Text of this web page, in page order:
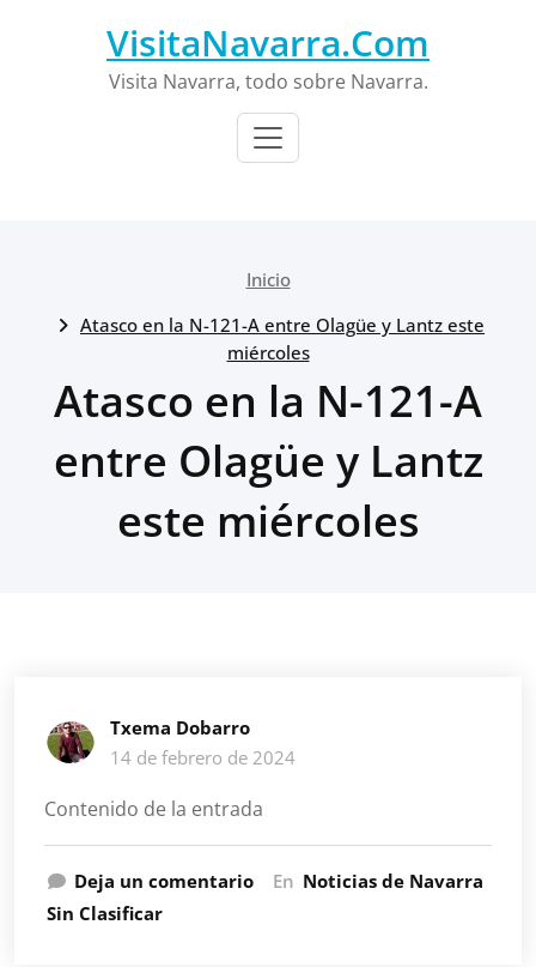
VisitaNavarra.Com
Visita Navarra, todo sobre Navarra.
Inicio
Atasco en la N-121-A entre Olagüe y Lantz este
miércoles
Atasco en la N-121-A
entre Olagüe y Lantz
este miércoles
Txema Dobarro
14 de febrero de 2024
Contenido de la entrada
Deja un comentario En Noticias de Navarra
Sin Clasificar